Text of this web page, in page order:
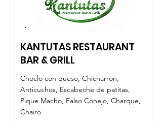
KANTUTAS RESTAURANT
BAR & GRILL
Choclo con queso, Chicharron,
Anticuchos, Escabeche de patitas,
Pique Macho, Falso Conejo, Charque,
Chairo